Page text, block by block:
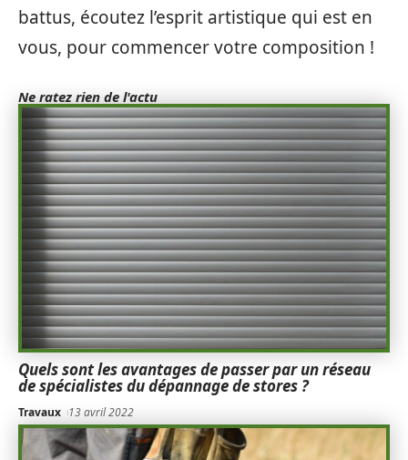
battus, écoutez l’esprit artistique qui est en
vous, pour commencer votre composition !
Ne ratez rien de l'actu
Quels sont les avantages de passer par un réseau
de spécialistes du dépannage de stores ?
Travaux 13 avril 2022